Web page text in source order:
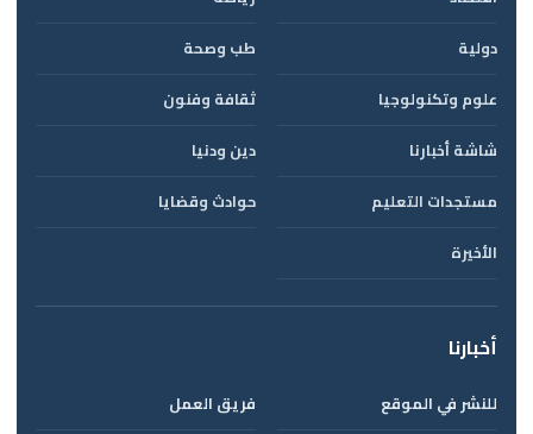
دولية
طب وصحة
علوم وتكنولوجيا
ثقافة وفنون
شاشة أخبارنا
دين ودنيا
مستجدات التعليم
حوادث وقضايا
الأخيرة
أخبارنا
للنشر في الموقع فريق العمل